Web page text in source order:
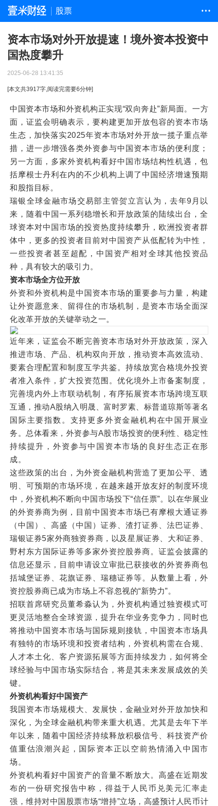
股票 • • •
资本市场对外开放提速！境外资本投资中
国热度攀升
2025-06-28 13:41:35
[本文共3917字,阅读完需要6分钟]
中国资本市场和外资机构正实现“双向奔赴”新局面。一方
面，证监会明确表示，要构建更加开放包容的资本市场
生态，加快落实2025年资本市场对外开放一揽子重点举
措，进一步增强各类外资参与中国资本市场的便利度；
另一方面，多家外资机构看好中国市场结构性机遇，包
括摩根士丹利在内的不少机构上调了中国经济增速预期
和股指目标。
瑞银全球金融市场交易部主管贺立言认为，去年9月以
来，随着中国一系列稳增长和开放政策的陆续出台，全
球资本对中国市场的投资热度持续攀升，欧洲投资者群
体中，更多的投资者目前对中国资产从低配转为中性，
一些投资者甚至超配，中国资产相对全球其他投资品
种，具有较大的吸引力。
资本市场全方位开放
外资和外资机构是中国资本市场的重要参与力量，构建
让外资愿意来、留得住的市场机制，是资本市场全面深
化改革开放的关键举动之一。
近年来，证监会不断完善资本市场对外开放政策，深入
推进市场、产品、机构双向开放，推动资本高效流动、
要素合理配置和制度互学共鉴。持续放宽合格境外投资
者准入条件，扩大投资范围。优化境外上市备案制度，
完善境内外上市联动机制，有序拓展资本市场跨境互联
互通，推动A股纳入明晟、富时罗素、标普道琼斯等著名
国际主要指数。支持更多外资金融机构在中国开展业
务。总体看来，外资参与A股市场投资的便利性、稳定性
持续提升，外资参与中国资本市场的良好生态正在形
成。
这些政策的出台，为外资金融机构营造了更加公平、透
明、可预期的市场环境，在越来越开放友好的制度环境
中，外资机构不断向中国市场投下“信任票”。以在华展业
的外资券商为例，目前中国资本市场已有摩根大通证券
（中国）、高盛（中国）证券、渣打证券、法巴证券、
瑞银证券5家外商独资券商，以及星展证券、大和证券、
野村东方国际证券等多家外资控股券商。证监会披露的
信息还显示，目前申请设立审批已获接收的外资券商包
括城堡证券、花旗证券、瑞穗证券等。从数量上看，外
资控股券商已成为市场上不容忽视的“新势力”。
招联首席研究员董希淼认为，外资机构通过独资模式可
更灵活地整合全球资源，提升在华业务竞争力，同时也
将推动中国资本市场与国际规则接轨，中国资本市场具
有独特的市场环境和投资者结构，外资机构需在合规、
人才本土化、客户资源拓展等方面持续发力，如何将全
球经验与中国市场实际结合，将是其未来发展成效的关
键。
外资机构看好中国资产
我国资本市场规模大、发展快，金融业对外开放加快和
深化，为全球金融机构带来重大机遇。尤其是去年下半
年以来，随着中国经济持续释放积极信号、科技资产价
值重估浪潮兴起，国际资本正以空前热情涌入中国市
场。
外资机构看好中国资产的音量不断放大。高盛在近期发
布的一份研究报告中称，得益于人民币兑美元汇率走
强，维持对中国股票市场“增持”立场，高盛预计人民币计